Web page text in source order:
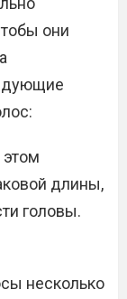
они
длины,
головы.
несколько